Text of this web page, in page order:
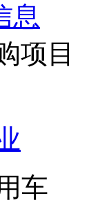
息
项目
车